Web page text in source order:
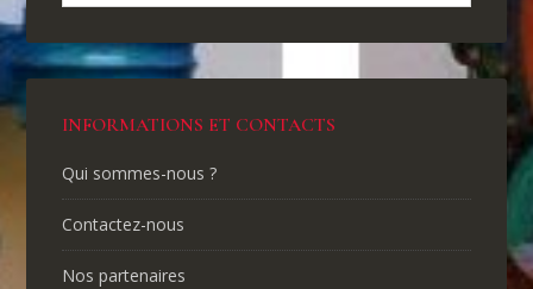
INFORMATIONS ET CONTACTS
Qui sommes-nous ?
Contactez-nous
Nos partenaires